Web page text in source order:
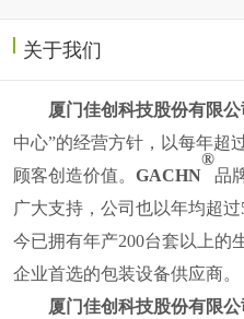
关于我们
厦门佳创科技股份有限公
中心”的经营方针，以每年超
顾客创造价值。 GACHN
®
品
广大支持，公司也以年均超过
今已拥有年产200台套以上的
企业首选的包装设备供应商。
厦门佳创科技股份有限公